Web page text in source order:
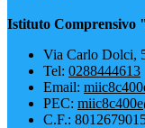
Istituto Comprensivo
Via Carlo Dolci,
Tel: 0288444613
Email:
PEC:
C.F.: